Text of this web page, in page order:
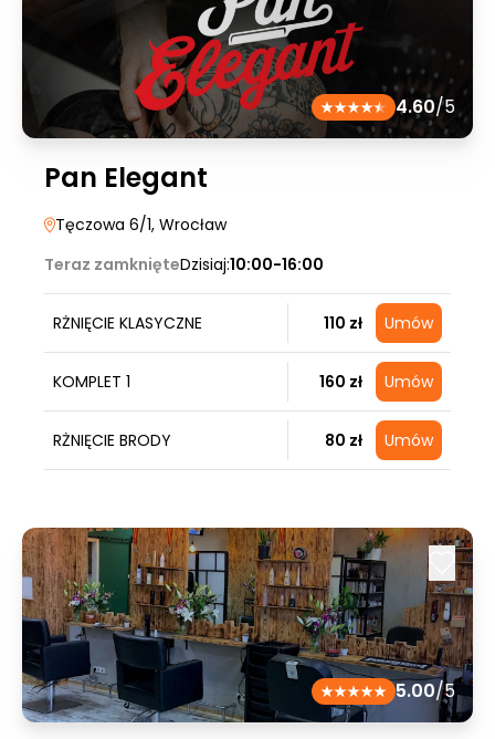
4.60/5
Pan Elegant
Tęczowa 6/1, Wrocław
Teraz zamknięteDzisiaj:10:00-16:00
RŻNIĘCIE KLASYCZNE 110 zł Umów
KOMPLET 1 160 zł Umów
RŻNIĘCIE BRODY 80 zł Umów
5.00/5